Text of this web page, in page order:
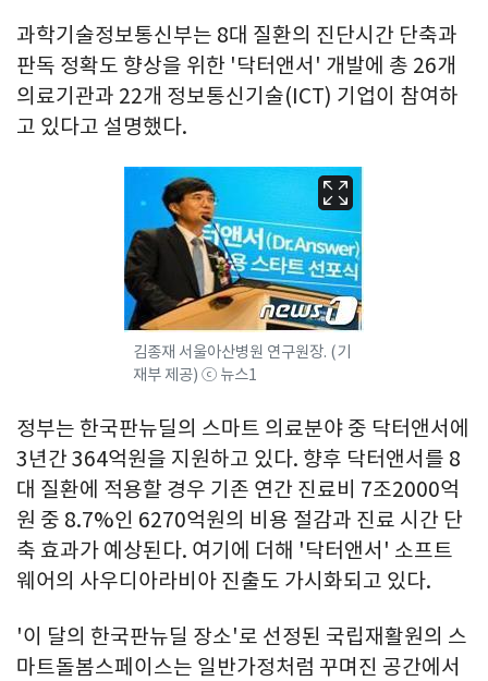
과학기술정보통신부는 8대 질환의 진단시간 단축과
판독 정확도 향상을 위한 '닥터앤서' 개발에 총 26개
의료기관과 22개 정보통신기술(ICT) 기업이 참여하
고 있다고 설명했다.
김종재 서울아산병원 연구원장. (기
재부 제공) ⓒ 뉴스1
정부는 한국판뉴딜의 스마트 의료분야 중 닥터앤서에
3년간 364억원을 지원하고 있다. 향후 닥터앤서를 8
대 질환에 적용할 경우 기존 연간 진료비 7조2000억
원 중 8.7%인 6270억원의 비용 절감과 진료 시간 단
축 효과가 예상된다. 여기에 더해 '닥터앤서' 소프트
웨어의 사우디아라비아 진출도 가시화되고 있다.
'이 달의 한국판뉴딜 장소'로 선정된 국립재활원의 스
마트돌봄스페이스는 일반가정처럼 꾸며진 공간에서